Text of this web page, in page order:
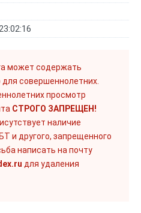
может содержать
для совершеннолетних.
просмотр
СТРОГО ЗАПРЕЩЕН!
наличие
и другого, запрещенного
написать на почту
для удаления